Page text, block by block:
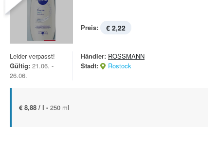
Preis: € 2,22
Leider verpasst!
Gültig: 21.06. -
26.06.
Händler: ROSSMANN
Stadt:
Rostock
€ 8,88 / l - 250 ml